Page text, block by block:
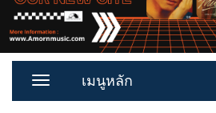
Toggle
เมนูหลัก